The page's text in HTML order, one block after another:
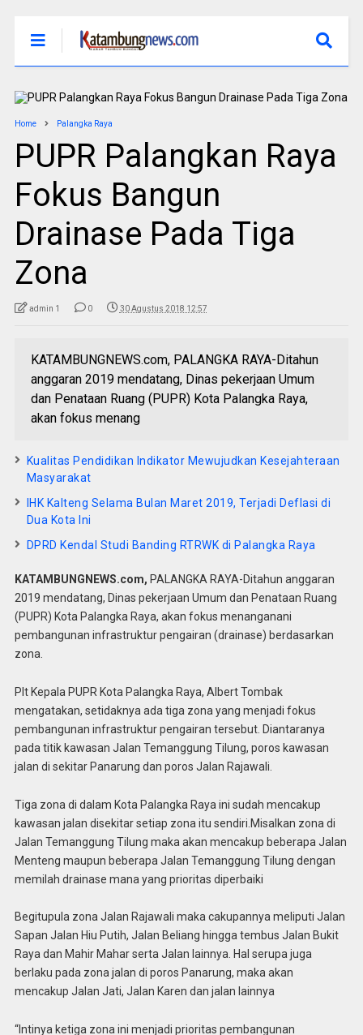
Home Palangka Raya
PUPR Palangkan Raya
Fokus Bangun
Drainase Pada Tiga
Zona
admin 1 0 30 Agustus 2018 12:57
KATAMBUNGNEWS.com, PALANGKA RAYA-Ditahun
anggaran 2019 mendatang, Dinas pekerjaan Umum
dan Penataan Ruang (PUPR) Kota Palangka Raya,
akan fokus menang
Kualitas Pendidikan Indikator Mewujudkan Kesejahteraan
Masyarakat
IHK Kalteng Selama Bulan Maret 2019, Terjadi Deflasi di
Dua Kota Ini
DPRD Kendal Studi Banding RTRWK di Palangka Raya
KATAMBUNGNEWS.com, PALANGKA RAYA-Ditahun anggaran
2019 mendatang, Dinas pekerjaan Umum dan Penataan Ruang
(PUPR) Kota Palangka Raya, akan fokus menanganani
pembangunan infrastruktur pengairan (drainase) berdasarkan
zona.
Plt Kepala PUPR Kota Palangka Raya, Albert Tombak
mengatakan, setidaknya ada tiga zona yang menjadi fokus
pembangunan infrastruktur pengairan tersebut. Diantaranya
pada titik kawasan Jalan Temanggung Tilung, poros kawasan
jalan di sekitar Panarung dan poros Jalan Rajawali.
Tiga zona di dalam Kota Palangka Raya ini sudah mencakup
kawasan jalan disekitar setiap zona itu sendiri.Misalkan zona di
Jalan Temanggung Tilung maka akan mencakup beberapa Jalan
Menteng maupun beberapa Jalan Temanggung Tilung dengan
memilah drainase mana yang prioritas diperbaiki
Begitupula zona Jalan Rajawali maka cakupannya meliputi Jalan
Sapan Jalan Hiu Putih, Jalan Beliang hingga tembus Jalan Bukit
Raya dan Mahir Mahar serta Jalan lainnya. Hal serupa juga
berlaku pada zona jalan di poros Panarung, maka akan
mencakup Jalan Jati, Jalan Karen dan jalan lainnya
“Intinya ketiga zona ini menjadi prioritas pembangunan